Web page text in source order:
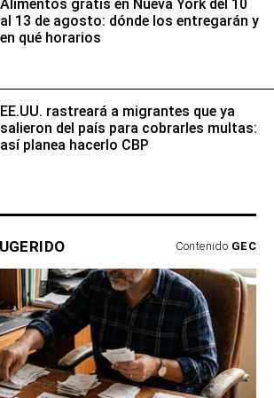
Alimentos gratis en Nueva York del 10
al 13 de agosto: dónde los entregarán y
en qué horarios
EE.UU. rastreará a migrantes que ya
salieron del país para cobrarles multas:
así planea hacerlo CBP
Contenido GEC